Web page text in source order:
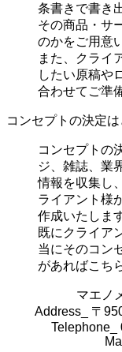
条書きで書き
その商品・サ
のかをご用意
また、クライ
したい原稿や
合わせてご準
コンセプトの決定
コンセプトの
ジ、雑誌、業
情報を収集し
ライアント様
作成いたしま
既にクライア
当にそのコン
があればこち
マエノ
Address_ 〒
Telephone_